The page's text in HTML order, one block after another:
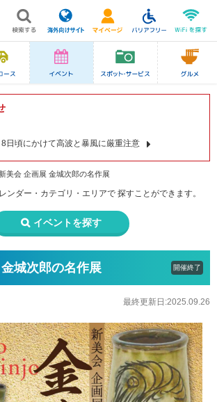
日頃にかけて高波と暴風に厳重注意
新美会 企画展 金城次郎の名作展
ンダー・カテゴリ・エリアで 探すことができます。
イベントを探す
城次郎の名作展 開催終了
最終更新日:2025.09.26